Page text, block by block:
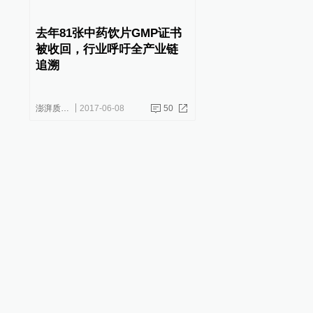
去年81张中药饮片GMP证书
被收回，行业呼吁全产业链
追溯
澎湃质量观 2017-06-08 50